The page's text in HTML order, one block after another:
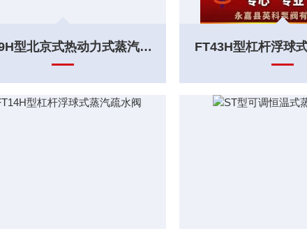
CS19H型北京式热动力式蒸汽疏水阀 FT43H型杠杆浮球